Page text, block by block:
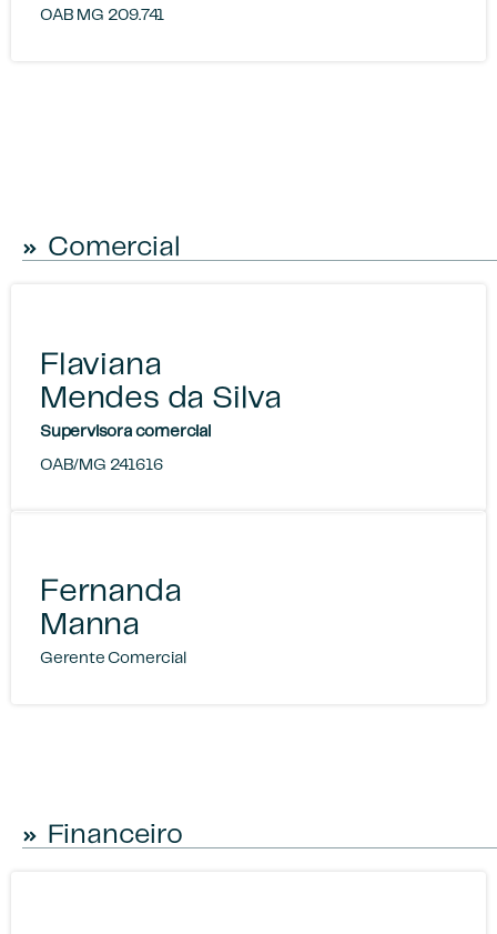
OAB MG 209.741
Comercial
Flaviana
Mendes da Silva
Supervisora comercial
OAB/MG 241616
Fernanda
Manna
Gerente Comercial
Financeiro